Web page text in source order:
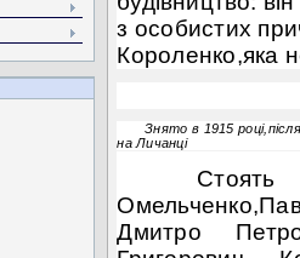
з особистих
Короленко,яка
Знято в 1915
на Личанці
Дмитро